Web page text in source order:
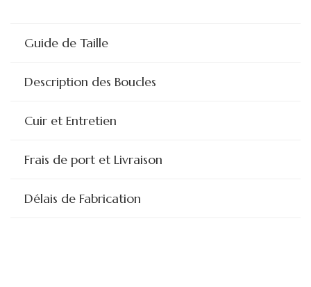
Guide de Taille
Description des Boucles
Cuir et Entretien
Frais de port et Livraison
Délais de Fabrication